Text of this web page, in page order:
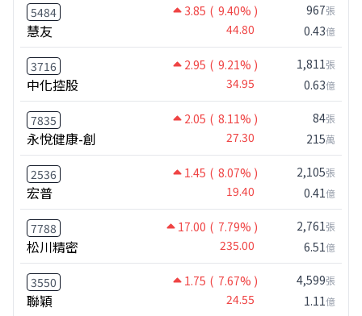
5484 3.85 ( 9.40% )
慧友 44.80
967張
0.43億
3716 2.95 ( 9.21% )
中化控股 34.95
1,811張
0.63億
7835 2.05 ( 8.11% )
永悅健康-創 27.30
84張
215萬
2536 1.45 ( 8.07% )
宏普 19.40
2,105張
0.41億
7788 17.00 ( 7.79% )
松川精密 235.00
2,761張
6.51億
3550 1.75 ( 7.67% )
聯穎 24.55
4,599張
1.11億